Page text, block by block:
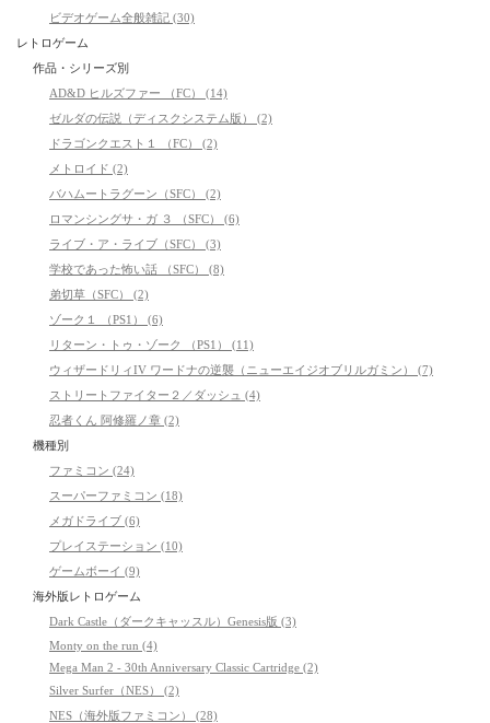
ビデオゲーム全般雑記 (30)
レトロゲーム
作品・シリーズ別
AD&D ヒルズファー （FC） (14)
ゼルダの伝説（ディスクシステム版） (2)
ドラゴンクエスト１ （FC） (2)
メトロイド (2)
バハムートラグーン（SFC） (2)
ロマンシングサ・ガ ３ （SFC） (6)
ライブ・ア・ライブ（SFC） (3)
学校であった怖い話 （SFC） (8)
弟切草（SFC） (2)
ゾーク１ （PS1） (6)
リターン・トゥ・ゾーク （PS1） (11)
ウィザードリィIV ワードナの逆襲（ニューエイジオブリルガミン） (7)
ストリートファイター２／ダッシュ (4)
忍者くん 阿修羅ノ章 (2)
機種別
ファミコン (24)
スーパーファミコン (18)
メガドライブ (6)
プレイステーション (10)
ゲームボーイ (9)
海外版レトロゲーム
Dark Castle（ダークキャッスル）Genesis版 (3)
Monty on the run (4)
Mega Man 2 - 30th Anniversary Classic Cartridge (2)
Silver Surfer（NES） (2)
NES（海外版ファミコン） (28)